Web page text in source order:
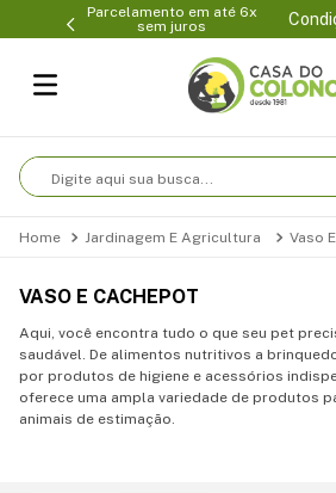
Parcelamento em até 6x
sem juros
Digite aqui sua busca...
Jardinagem E Agricultura Vaso
VASO E CACHEPOT
Aqui, você encontra tudo o que seu pet
saudável. De alimentos nutritivos a
por produtos de higiene e acessórios
oferece uma ampla variedade de produtos
animais de estimação.